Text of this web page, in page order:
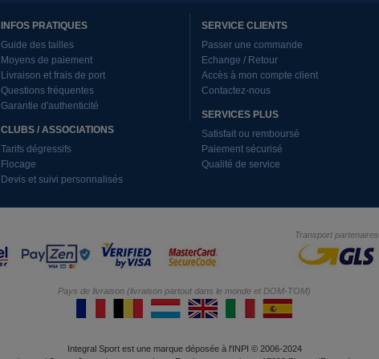
INFOS PRATIQUES
Guide des tailles
Moyens de paiement
Livraison et frais de port
Questions fréquentes
Garantie d'authenticité
CLUBS / ASSOCIATIONS
Tarifs dégressifs
Flocage
Devis et suivi personnalisés
SERVICE CLIENTS
Passer une commande
Echange / Retour
Accès à mon compte client
Contactez-nous
SERVICES PLUS
Satisfait ou remboursé
Paiement sécurisé
Qualité de service
Transport partenaires
Pays de livraison (livraison partout dans le monde et DOM-TOM)
Integral Sport est une marque déposée à l'INPI © 2006-2024